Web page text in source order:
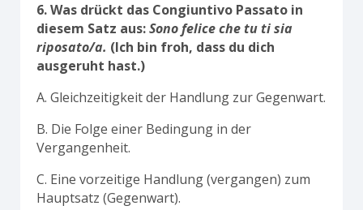
6. Was drückt das Congiuntivo Passato in
diesem Satz aus:Sono felice che tu ti sia
riposato/a. (Ich bin froh, dass du dich
ausgeruht hast.)
A. Gleichzeitigkeit der Handlung zur Gegenwart.
B. Die Folge einer Bedingung in der
Vergangenheit.
C. Eine vorzeitige Handlung (vergangen) zum
Hauptsatz (Gegenwart).